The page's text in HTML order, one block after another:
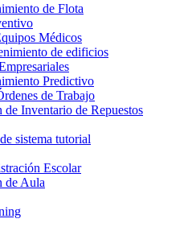
de Flota
Médicos
de edificios
Predictivo
de Trabajo
de Inventario de Repuestos
sistema tutorial
Escolar
de Aula